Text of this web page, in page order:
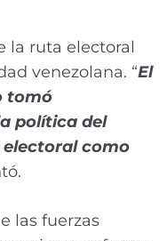
la ruta electoral
venezolana. “El
tomó
política del
electoral como
las fuerzas